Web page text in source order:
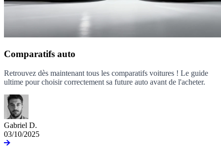
Comparatifs auto
Retrouvez dès maintenant tous les comparatifs voitures ! Le guide
ultime pour choisir correctement sa future auto avant de l'acheter.
Gabriel D.
03/10/2025